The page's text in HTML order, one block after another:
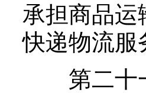
承担商品运
快递物流服
第二十一